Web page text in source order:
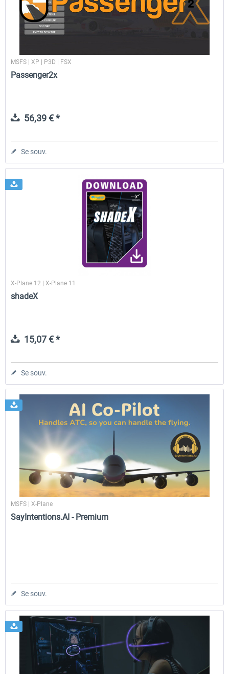
MSFS | XP | P3D | FSX
Passenger2x
56,39 € *
Se souv.
X-Plane 12 | X-Plane 11
shadeX
15,07 € *
Se souv.
MSFS | X-Plane
SayIntentions.AI - Premium
Se souv.